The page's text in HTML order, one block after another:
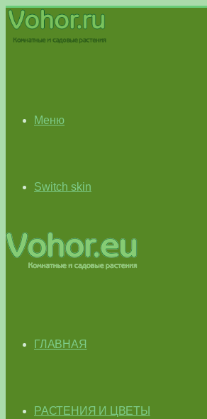
Меню
Switch skin
ГЛАВНАЯ
РАСТЕНИЯ И ЦВЕТЫ